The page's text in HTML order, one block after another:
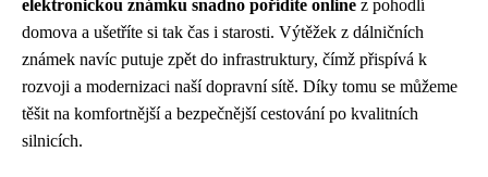
elektronickou známku snadno pořídíte online z pohodlí
domova a ušetříte si tak čas i starosti. Výtěžek z dálničních
známek navíc putuje zpět do infrastruktury, čímž přispívá k
rozvoji a modernizaci naší dopravní sítě. Díky tomu se můžeme
těšit na komfortnější a bezpečnější cestování po kvalitních
silnicích.